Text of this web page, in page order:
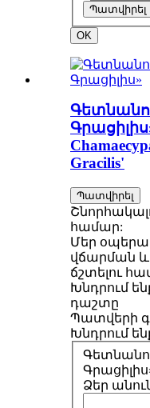
Պատվիրել
OK
Gracilis'
Պատվիրել
համար:
Մեր
վճարման
ճշտելու
Խնդրում
դաշտը
Պատվերի
Խնդրում
Ձեր